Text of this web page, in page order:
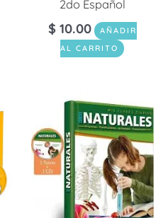
2do Español
$ 10.00
AÑADIR
AL CARRITO